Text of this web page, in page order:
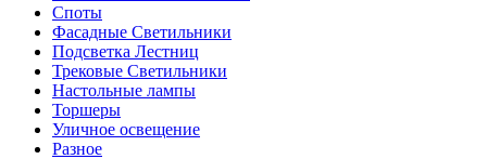
Споты
Фасадные Светильники
Подсветка Лестниц
Трековые Светильники
Настольные лампы
Торшеры
Уличное освещение
Разное